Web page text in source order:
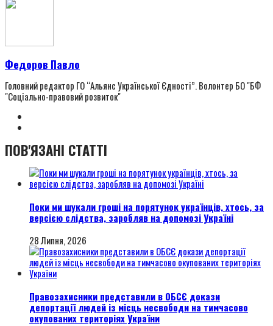
Федоров Павло
Головний редактор ГО “Альянс Української Єдності”. Волонтер БО "БФ
"Соціально-правовий розвиток"
ПОВ'ЯЗАНІ СТАТТІ
Поки ми шукали гроші на порятунок українців, хтось, за
версією слідства, заробляв на допомозі Україні
28 Липня, 2026
Правозахисники представили в ОБСЄ докази
депортації людей із місць несвободи на тимчасово
окупованих територіях України